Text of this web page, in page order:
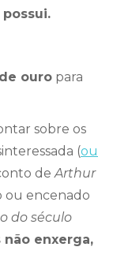
ouro para
sobre os
(ou
de Arthur
ou encenado
do século
não enxerga,